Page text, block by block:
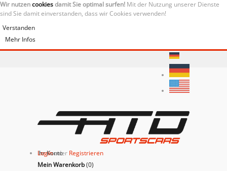
Wir nutzencookiesdamit Sie optimal surfen! Mit der Nutzung unserer Dienste
sind Sie damit einverstanden, dass wir Cookies verwenden!
Verstanden
Mehr Infos
Ihr Konto
Loginoder Registrieren
Mein Warenkorb(0)